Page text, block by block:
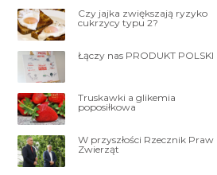
Czy jajka zwiększają ryzyko
cukrzycy typu 2?
Łączy nas PRODUKT POLSKI
Truskawki a glikemia
poposiłkowa
W przyszłości Rzecznik Praw
Zwierząt